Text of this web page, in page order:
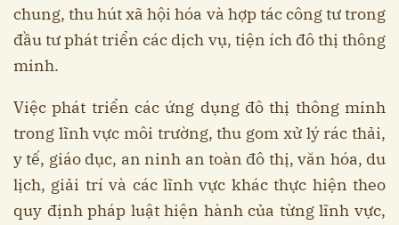
chung, thu hút xã hội hóa và hợp tác công tư trong
đầu tư phát triển các dịch vụ, tiện ích đô thị thông
minh.
Việc phát triển các ứng dụng đô thị thông minh
trong lĩnh vực môi trường, thu gom xử lý rác thải,
y tế, giáo dục, an ninh an toàn đô thị, văn hóa, du
lịch, giải trí và các lĩnh vực khác thực hiện theo
quy định pháp luật hiện hành của từng lĩnh vực,